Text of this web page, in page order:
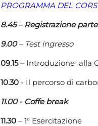
PROGRAMMA DEL
8.45 – Registrazione
9.00– Test ingresso
09.15– Introduzione alla
10.30 - Il percorso di
11.00 - Coffe break
11.30 – 1° Esercitazione